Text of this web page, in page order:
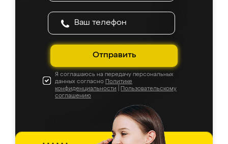
Отправить
Я соглашаюсь на передачу персональных
данных согласно Политике
конфиденциальности
Пользовательскому
соглашению